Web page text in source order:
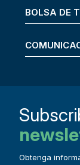
BOLSA DE
Obtenga